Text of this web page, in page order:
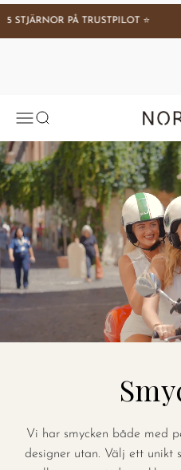
Hoppa till innehållet
PÅ TRUSTPILOT ⭐️
Öppna navigeringsmenyn
Öppna sök Nordd
Vi har smycken både med
designer utan. Välj ett unikt